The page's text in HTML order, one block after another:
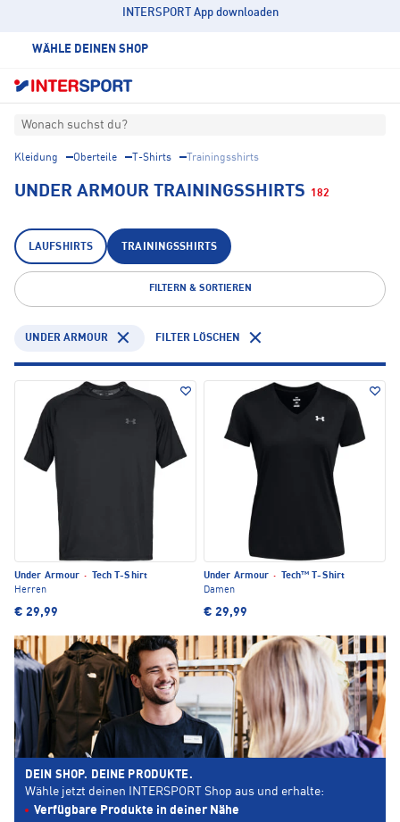
INTERSPORT App downloaden
WÄHLE DEINEN SHOP
Wonach suchst du?
Kleidung Oberteile T-Shirts Trainingsshirts
UNDER ARMOUR TRAININGSSHIRTS 182
LAUFSHIRTS TRAININGSSHIRTS
FILTERN & SORTIEREN
UNDER ARMOUR FILTER LÖSCHEN
Under Armour ·
Tech T-Shirt
Herren
€ 29,99
Under Armour ·
Tech™ T-Shirt
Damen
€ 29,99
DEIN SHOP. DEINE PRODUKTE.
Wähle jetzt deinen INTERSPORT Shop aus und erhalte:
Verfügbare Produkte in deiner Nähe